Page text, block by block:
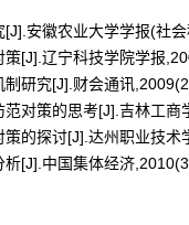
安徽农业大学学报(社
[J].辽宁科技学院学报
研究[J].财会通讯
对策的思考[J].吉林工商
的探讨[J].达州职业技术
[J].中国集体经济